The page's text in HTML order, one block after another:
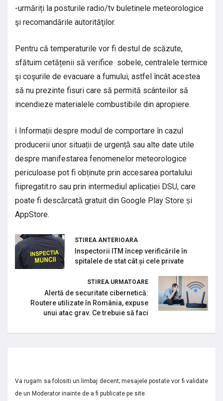
-urmăriți la posturile radio/tv buletinele meteorologice
şi recomandările autorităţilor.
Pentru că temperaturile vor fi destul de scăzute,
sfătuim cetățenii să verifice sobele, centralele termice
şi coşurile de evacuare a fumului, astfel încât acestea
să nu prezinte fisuri care să permită scânteilor să
incendieze materialele combustibile din apropiere.
ℹ Informații despre modul de comportare în cazul
producerii unor situații de urgență sau alte date utile
despre manifestarea fenomenelor meteorologice
periculoase pot fi obținute prin accesarea portalului
fiipregatit.ro sau prin intermediul aplicației DSU, care
poate fi descărcată gratuit din Google Play Store și
AppStore.
STIREA ANTERIOARA
Inspectorii ITM încep verificările în
spitalele de stat cât și cele private
STIREA URMATOARE
Alertă de securitate cibernetică:
Routere utilizate în România, expuse
unui atac grav. Ce trebuie să faci
Va rugam sa folositi un limbaj decent; mesajele postate vor fi validate
de un Moderator inainte de a fi publicate pe site.